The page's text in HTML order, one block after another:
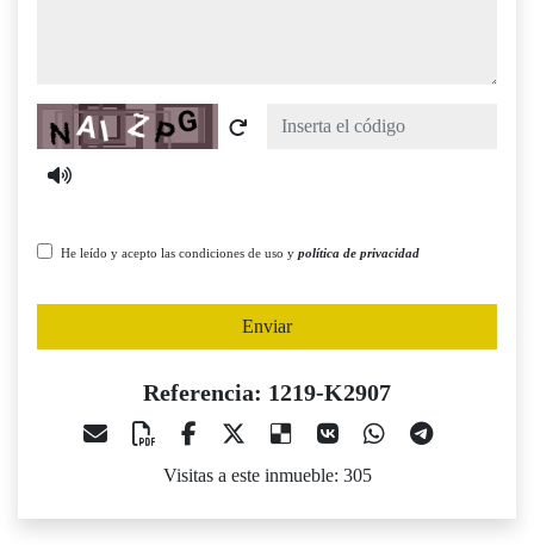
Captcha
He leído y acepto las condiciones de uso y política de privacidad
Enviar
Referencia: 1219-K2907
Visitas a este inmueble: 305